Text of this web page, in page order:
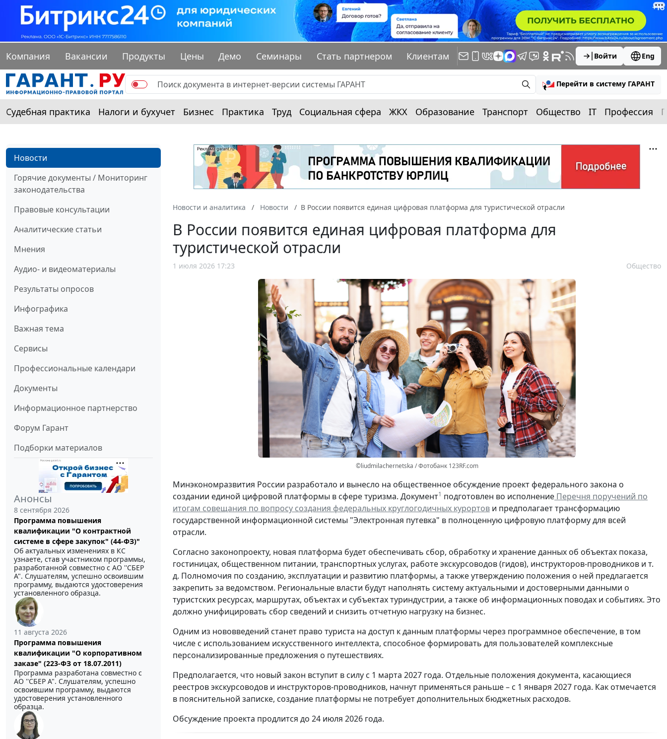
Компания Вакансии Продукты Цены Демо Семинары Стать партнером Клиентам Войти Eng
Перейти в систему ГАРАНТ
Судебная практика Налоги и бухучет Бизнес Практика Труд Социальная сфера ЖКХ Образование Транспорт Общество IT Профессия
Новости
Горячие документы / Мониторинг
законодательства
Правовые консультации
Аналитические статьи
Мнения
Аудио- и видеоматериалы
Результаты опросов
Инфографика
Важная тема
Сервисы
Профессиональные календари
Документы
Информационное партнерство
Форум Гарант
Подборки материалов
Анонсы
8 сентября 2026
Программа повышения
квалификации "О контрактной
системе в сфере закупок" (44-ФЗ)"
Об актуальных изменениях в КС
узнаете, став участником программы,
разработанной совместно с АО ''СБЕР
А". Слушателям, успешно освоившим
программу, выдаются удостоверения
установленного образца.
11 августа 2026
Программа повышения
квалификации "О корпоративном
заказе" (223-ФЗ от 18.07.2011)
Программа разработана совместно с
АО ''СБЕР А". Слушателям, успешно
освоившим программу, выдаются
удостоверения установленного
образца.
Новости и аналитика Новости В России появится единая цифровая платформа для туристической отрасли
В России появится единая цифровая платформа для
туристической отрасли
1 июля 2026 17:23 Общество
©liudmilachernetska / Фотобанк 123RF.com
Минэкономразвития России разработало и вынесло на общественное обсуждение проект федерального закона о
создании единой цифровой платформы в сфере туризма. Документ1 подготовлен во исполнение Перечня поручений по
итогам совещания по вопросу создания федеральных круглогодичных курортов и предполагает трансформацию
государственной информационной системы "Электронная путевка" в полноценную цифровую платформу для всей
отрасли.
Согласно законопроекту, новая платформа будет обеспечивать сбор, обработку и хранение данных об объектах показа,
гостиницах, общественном питании, транспортных услугах, работе экскурсоводов (гидов), инструкторов-проводников и т.
д. Полномочия по созданию, эксплуатации и развитию платформы, а также утверждению положения о ней предлагается
закрепить за ведомством. Региональные власти будут наполнять систему актуальными и достоверными данными о
туристских ресурсах, маршрутах, объектах и субъектах туриндустрии, а также об информационных поводах и событиях. Это
должно унифицировать сбор сведений и снизить отчетную нагрузку на бизнес.
Одним из нововведений станет право туриста на доступ к данным платформы через программное обеспечение, в том
числе с использованием искусственного интеллекта, способное формировать для пользователей комплексные
персонализированные предложения о путешествиях.
Предполагается, что новый закон вступит в силу с 1 марта 2027 года. Отдельные положения документа, касающиеся
реестров экскурсоводов и инструкторов-проводников, начнут применяться раньше – с 1 января 2027 года. Как отмечается
в пояснительной записке, создание платформы не потребует дополнительных бюджетных расходов.
Обсуждение проекта продлится до 24 июля 2026 года.